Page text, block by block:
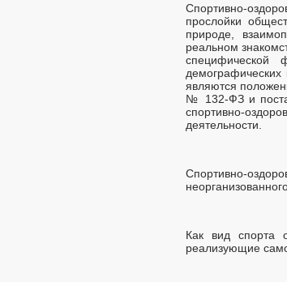
Спортивно-
прослойки
природе,
реальном
специфической
являются
№ 132-ФЗ и
спортивно-
деятельности.
Спортивно-
Как вид спорта
реализующие